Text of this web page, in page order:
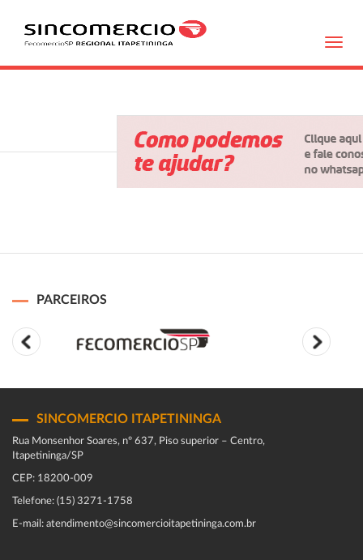
PARCEIROS
SINCOMERCIO ITAPETININGA
Rua Monsenhor Soares, nº 637, Piso superior – Centro,
Itapetininga/SP
CEP: 18200-009
Telefone: (15) 3271-1758
E-mail: atendimento@sincomercioitapetininga.com.br